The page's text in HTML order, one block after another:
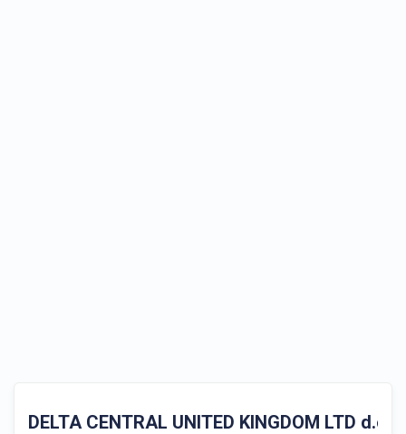
DELTA CENTRAL UNITED KINGDOM LTD